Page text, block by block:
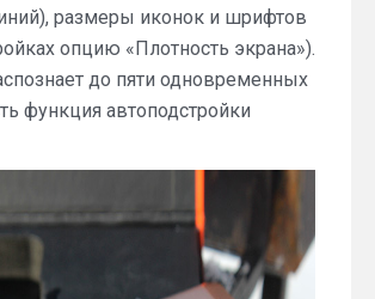
размеры иконок и шрифтов
опцию «Плотность экрана»).
до пяти одновременных
функция автоподстройки